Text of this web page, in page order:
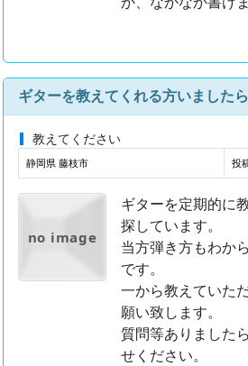
教えてください
静岡県 藤枝市 投
no image
ギターを定期的に
探しています。
当方弾き方もわか
です。
一から教えていた
願い致します。
質問等ありました
せください。